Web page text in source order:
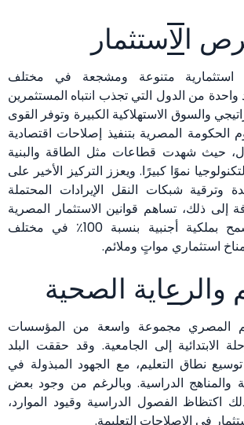
الاستثمار
متنوعة ومشجعة في مختلف
من الدول التي تجذب انتباه المستثمرين
والسوق الاستهلاكية الكبيرة وتوفر القوى
الحكومة المصرية بتنفيذ إصلاحات اقتصادية
حيث شهدت قطاعات مثل الطاقة والبنية
نموًا كبيرًا. ويعزز التركيز الأخير على
وترقية شبكات النقل الإيرادات المحتملة
إلى ذلك، تساهم قوانين الاستثمار المصرية
المتحررة والتي تسمح بملكية أجنبية بنسبة 100٪ في مختلف
استثماري مواتٍ وملائم.
والرعاية الصحية
المصري مجموعة واسعة من المؤسسات
الابتدائية إلى الجامعية. وقد حققت البلد
نطاق التعليم، مع الجهود المبذولة في
والمناهج الدراسية. وبالرغم من وجود بعض
اكتظاظ الفصول الدراسية وقيود الموارد،
في الإصلاحات التعليمة.